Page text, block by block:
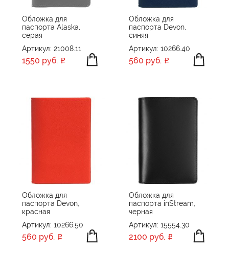
Обложка для
паспорта Alaska,
серая
Артикул: 21008.11
1550 руб.
Обложка для
паспорта Devon,
синяя
Артикул: 10266.40
560 руб.
Обложка для
паспорта Devon,
красная
Артикул: 10266.50
560 руб.
Обложка для
паспорта inStream,
черная
Артикул: 15554.30
2100 руб.